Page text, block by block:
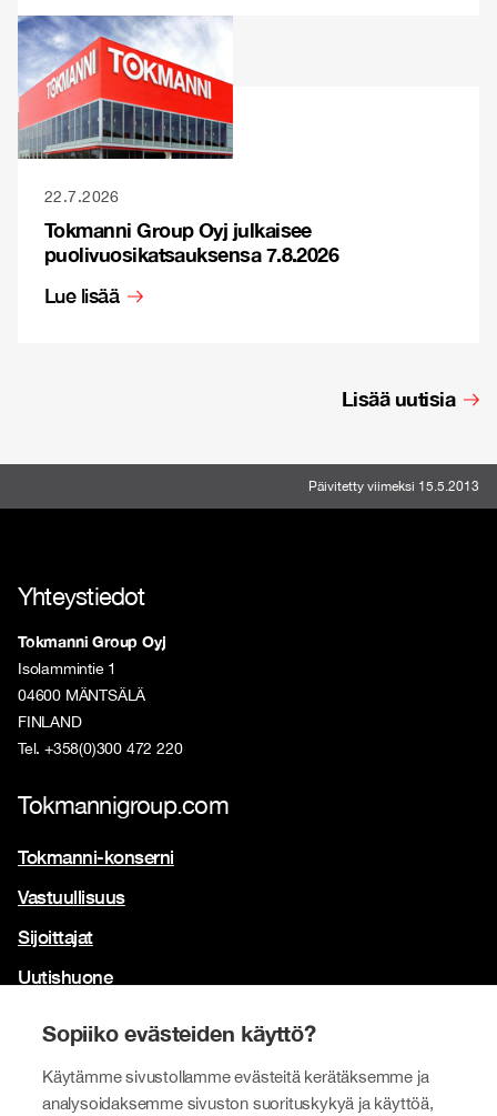
Sopiiko evästeiden käyttö?
Käytämme sivustollamme evästeitä kerätäksemme ja
analysoidaksemme sivuston suorituskykyä ja käyttöä,
22.7.2026
Tokmanni Group Oyj julkaisee
puolivuosikatsauksensa 7.8.2026
Lue lisää
Lisää uutisia
Päivitetty viimeksi 15.5.2013
Yhteystiedot
Tokmanni Group Oyj
Isolammintie 1
04600 MÄNTSÄLÄ
FINLAND
Tel. +358(0)300 472 220
Tokmannigroup.com
Tokmanni-konserni
Vastuullisuus
Sijoittajat
Uutishuone
Brändimme
Tokmanni